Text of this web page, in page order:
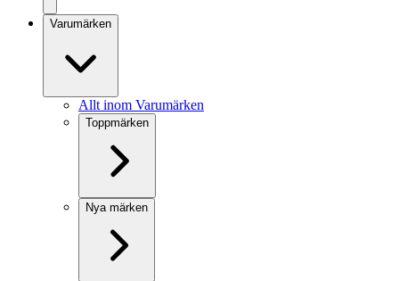
Varumärken
Allt inom Varumärken
Toppmärken
Nya märken